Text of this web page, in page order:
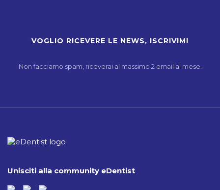
Non facciamo spam, riceverai al massimo 2 email al mese.
Unisciti alla community eDentist